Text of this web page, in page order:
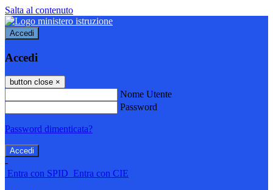
Salta al contenuto
Accedi
Accedi
button close ×
Nome Utente
Password
Password dimenticata?
-
Entra con SPID Entra con CIE